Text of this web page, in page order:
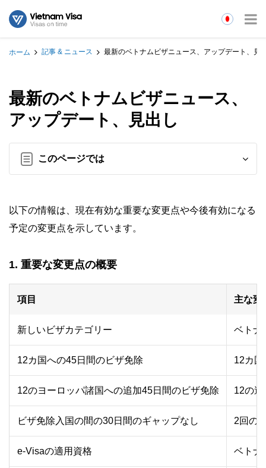
ホーム 記事 & ニュース 最新のベトナムビザニュース、アップデート、見
最新のベトナムビザニュース、
アップデート、見出し
このページでは
以下の情報は、現在有効な重要な変更点や今後有効になる
予定の変更点を示しています。
1. 重要な変更点の概要
項目 主な変
新しいビザカテゴリー ベトナ
12カ国への45日間のビザ免除 12カ
12のヨーロッパ諸国への追加45日間のビザ免除 12の
ビザ免除入国の間の30日間のギャップなし 2回の
e-Visaの適用資格 ベトナ